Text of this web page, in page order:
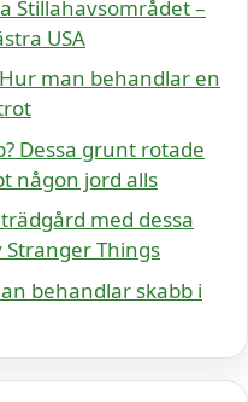
Stillahavsområdet –
USA
man behandlar en
Dessa grunt rotade
någon jord alls
med dessa
Things
behandlar skabb i